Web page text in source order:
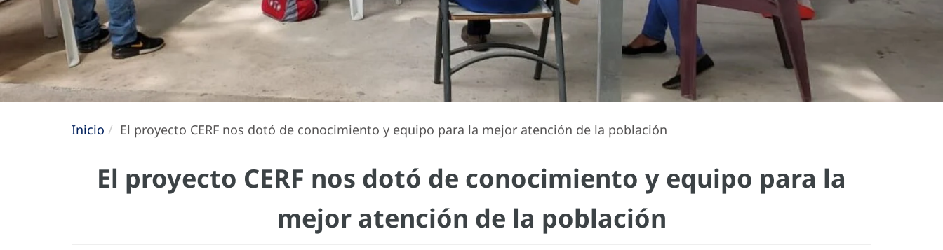
Inicio El proyecto CERF nos dotó de conocimiento y equipo para la mejor atención de la población
El proyecto CERF nos dotó de conocimiento y equipo para la
mejor atención de la población